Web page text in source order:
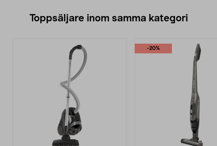
Toppsäljare inom samma kategori
-20%